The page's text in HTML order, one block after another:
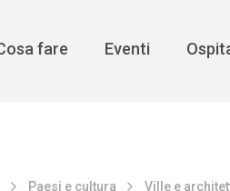
fare Eventi
Paesi e cultura Ville e